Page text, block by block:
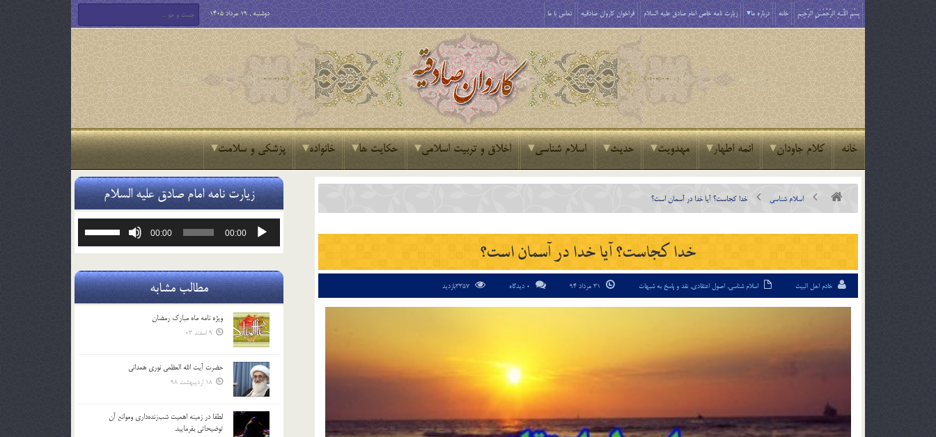
بِسْمِ اللَّـهِ الرَّحْمَـٰنِ الرَّحِيمِ خانه درباره ما زیارت نامه خاص امام صادق علیه السلام فراخوان کاروان صادقیه تماس با ما دوشنبه , 19 مرداد 1405
خانه کلام جاودان ائمه اطهار مهدویت حدیث اسلام شناسی اخلاق و تربیت اسلامی حکایت ها خانواده پزشکی و سلامت
اسلام شناسی خدا كجاست؟ آيا خدا در آسمان است؟
خدا كجاست؟ آيا خدا در آسمان است؟
خادم اهل البیت اسلام شناسی, اصول اعتقادی, نقد و پاسخ به شبهات 0 دیدگاه
زیارت نامه امام صادق علیه السلام
پخش‌کننده
00:00
00:00
یا
صدا
کلیدهای
مطالب مشابه
ویژه نامه ماه مبارک رمضان
9 اسفند 03
حضرت آیت الله العظمی نوری همدانی
18 اردیبهشت 98
لطفا در زمينه اهميت شب‌زنده‌داري وموانع آن
توضيحاتي بفرماييد.